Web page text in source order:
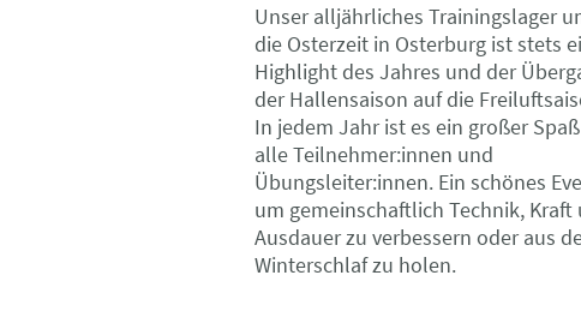
Unser alljährliches Trainingslager
die Osterzeit in Osterburg ist stets
Highlight des Jahres und der
der Hallensaison auf die
In jedem Jahr ist es ein großer
alle Teilnehmer:innen und
Übungsleiter:innen. Ein schönes
um gemeinschaftlich Technik, Kraft
Ausdauer zu verbessern oder aus
Winterschlaf zu holen.